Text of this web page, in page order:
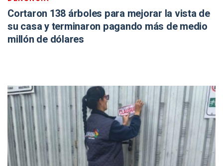
Cortaron 138 árboles para mejorar la vista de
su casa y terminaron pagando más de medio
millón de dólares